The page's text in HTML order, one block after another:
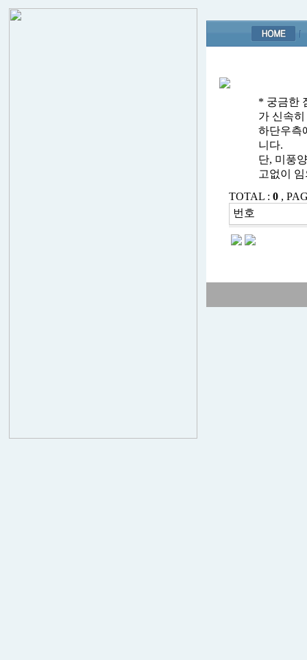
* 궁금한
가 신속
하단우측
니다.
단, 미풍
고없이
TOTAL : 0,
번호